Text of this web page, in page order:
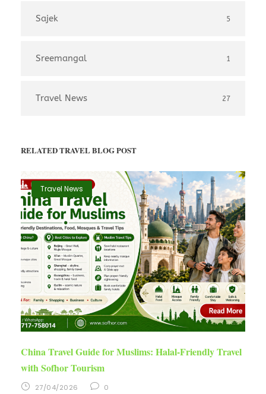
Sajek 5
Sreemangal 1
Travel News 27
RELATED TRAVEL BLOG POST
Travel News
China Travel Guide for Muslims: Halal-Friendly Travel
with Sofhor Tourism
27/04/2026 0